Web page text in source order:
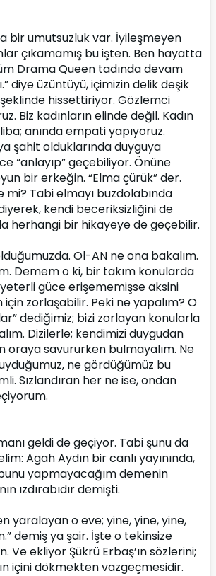
bir umutsuzluk var. İyileşmeyen
çıkamamış bu işten. Ben hayatta
Drama Queen tadında devam
diye üzüntüyü, içimizin delik deşik
şeklinde hissettiriyor. Gözlemci
Biz kadınların elinde değil. Kadın
anında empati yapıyoruz.
şahit olduklarında duyguya
“anlayıp” geçebiliyor. Önüne
bir erkeğin. “Elma çürük” der.
mi? Tabi elmayı buzdolabında
kendi beceriksizliğini de
herhangi bir hikayeye de geçebilir.
Ol-AN ne ona bakalım.
Demem o ki, bir takım konularda
yeterli güce erişememişse aksini
zorlaşabilir. Peki ne yapalım? O
dediğimiz; bizi zorlayan konularla
Dizilerle; kendimizi duygudan
oraya savururken bulmayalım. Ne
ne gördüğümüz bu
Sızlandıran her ne ise, ondan
geldi de geçiyor. Tabi şunu da
Agah Aydın bir canlı yayınında,
yapmayacağım demenin
ızdırabıdır demişti.
yaralayan o eve; yine, yine, yine,
demiş ya şair. İşte o tekinsize
Ve ekliyor Şükrü Erbaş’ın sözlerini;
içini dökmekten vazgeçmesidir.